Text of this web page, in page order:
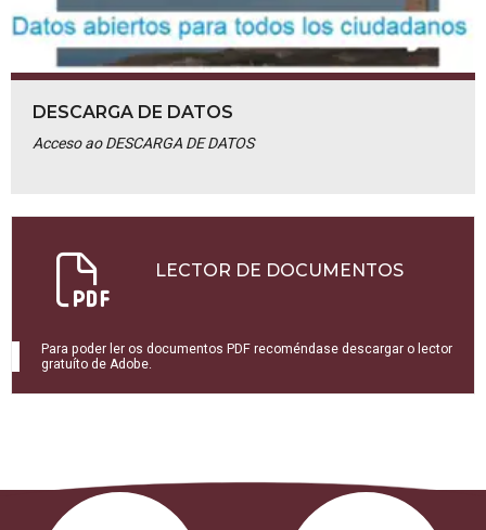
DESCARGA DE DATOS
Acceso ao DESCARGA DE DATOS
LECTOR DE DOCUMENTOS
Para poder ler os documentos PDF recoméndase descargar o lector
gratuíto de Adobe.